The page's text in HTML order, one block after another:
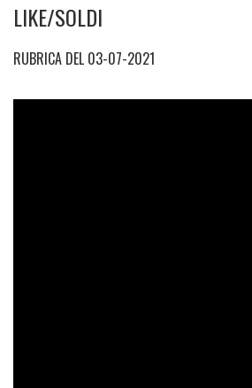
LIKE/SOLDI
RUBRICA DEL 03-07-2021